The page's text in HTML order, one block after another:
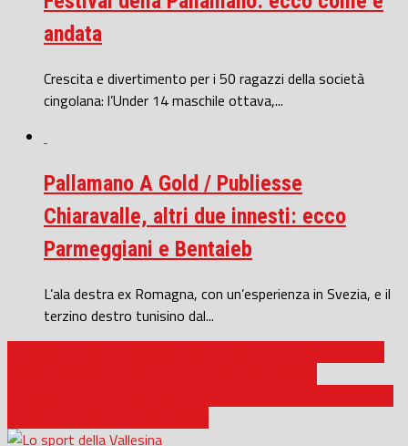
andata
Crescita e divertimento per i 50 ragazzi della società
cingolana: l’Under 14 maschile ottava,...
Pallamano A Gold / Publiesse
Chiaravalle, altri due innesti: ecco
Parmeggiani e Bentaieb
L’ala destra ex Romagna, con un’esperienza in Svezia, e il
terzino destro tunisino dal...